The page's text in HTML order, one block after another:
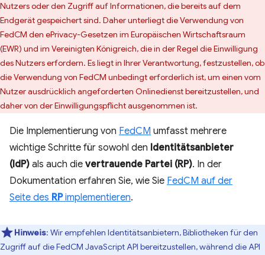
Nutzers oder den Zugriff auf Informationen, die bereits auf dem
Endgerät gespeichert sind. Daher unterliegt die Verwendung von
FedCM den ePrivacy-Gesetzen im Europäischen Wirtschaftsraum
(EWR) und im Vereinigten Königreich, die in der Regel die Einwilligung
des Nutzers erfordern. Es liegt in Ihrer Verantwortung, festzustellen, ob
die Verwendung von FedCM unbedingt erforderlich ist, um einen vom
Nutzer ausdrücklich angeforderten Onlinedienst bereitzustellen, und
daher von der Einwilligungspflicht ausgenommen ist.
Die Implementierung von FedCM umfasst mehrere
wichtige Schritte für sowohl den Identitätsanbieter
(IdP) als auch die vertrauende Partei (RP). In der
Dokumentation erfahren Sie, wie Sie FedCM auf der
Seite des RPimplementieren.
Hinweis: Wir empfehlen Identitätsanbietern, Bibliotheken für den
Zugriff auf die FedCM JavaScript API bereitzustellen, während die API